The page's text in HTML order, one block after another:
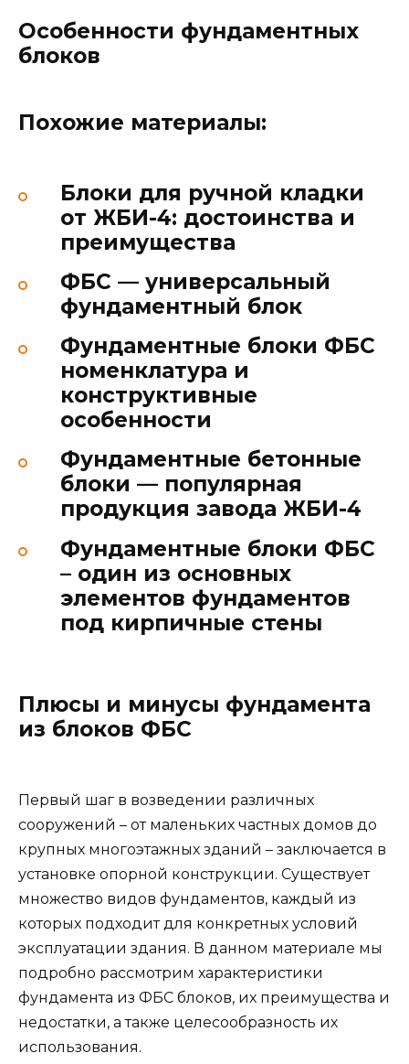
Особенности фундаментных
блоков
Похожие материалы:
Блоки для ручной кладки
от ЖБИ-4: достоинства и
преимущества
ФБС — универсальный
фундаментный блок
Фундаментные блоки ФБС
номенклатура и
конструктивные
особенности
Фундаментные бетонные
блоки — популярная
продукция завода ЖБИ-4
Фундаментные блоки ФБС
– один из основных
элементов фундаментов
под кирпичные стены
Плюсы и минусы фундамента
из блоков ФБС
Первый шаг в возведении различных
сооружений – от маленьких частных домов до
крупных многоэтажных зданий – заключается в
установке опорной конструкции. Существует
множество видов фундаментов, каждый из
которых подходит для конкретных условий
эксплуатации здания. В данном материале мы
подробно рассмотрим характеристики
фундамента из ФБС блоков, их преимущества и
недостатки, а также целесообразность их
использования.